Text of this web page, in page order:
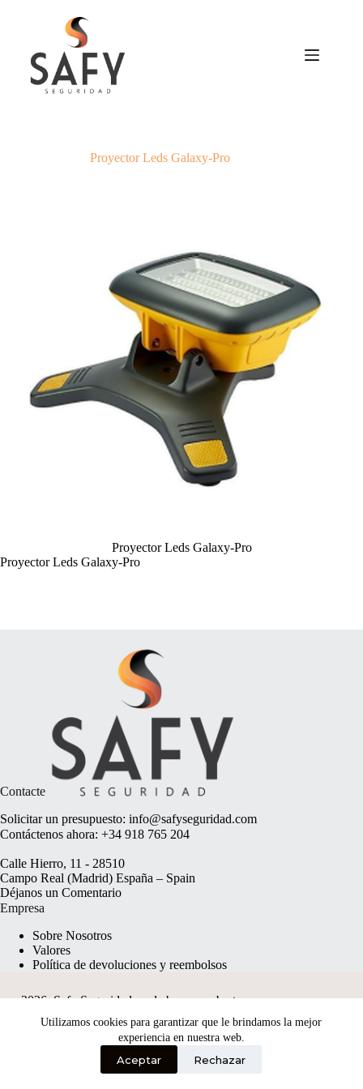
Utilizamos cookies para garantizar que le brindamos la mejor
experiencia en nuestra web.
Aceptar Rechazar
Proyector Leds Galaxy-Pro
Proyector Leds Galaxy-Pro
Proyector Leds Galaxy-Pro
Contacte
Solicitar un presupuesto: info@safyseguridad.com
Contáctenos ahora: +34 918 765 204
Calle Hierro, 11 - 28510
Campo Real (Madrid) España – Spain
Déjanos un Comentario
Empresa
Sobre Nosotros
Valores
Política de devoluciones y reembolsos
2026, Safy Seguridad made byanyweb.pt